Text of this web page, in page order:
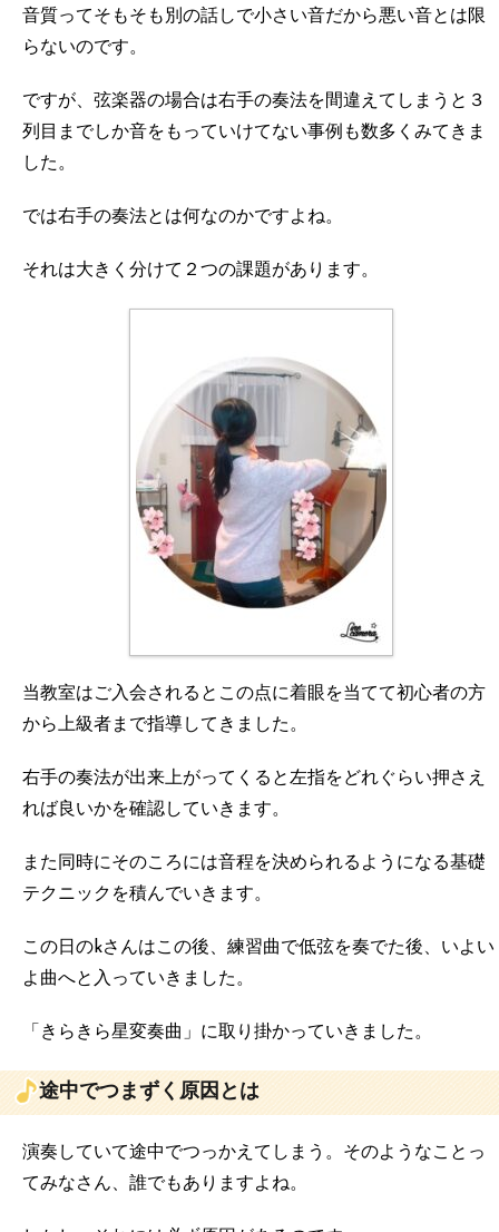
音質ってそもそも別の話しで小さい音だから悪い音とは限
らないのです。
ですが、弦楽器の場合は右手の奏法を間違えてしまうと３
列目までしか音をもっていけてない事例も数多くみてきま
した。
では右手の奏法とは何なのかですよね。
それは大きく分けて２つの課題があります。
当教室はご入会されるとこの点に着眼を当てて初心者の方
から上級者まで指導してきました。
右手の奏法が出来上がってくると左指をどれぐらい押さえ
れば良いかを確認していきます。
また同時にそのころには音程を決められるようになる基礎
テクニックを積んでいきます。
この日のkさんはこの後、練習曲で低弦を奏でた後、いよい
よ曲へと入っていきました。
「きらきら星変奏曲」に取り掛かっていきました。
途中でつまずく原因とは
演奏していて途中でつっかえてしまう。そのようなことっ
てみなさん、誰でもありますよね。